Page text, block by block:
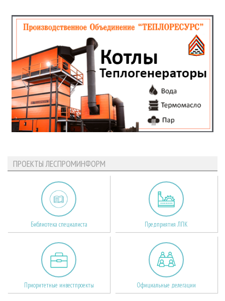
ПРОЕКТЫ ЛЕСПРОМИНФОРМ
Библиотека специалиста Предприятия ЛПК
Приоритетные инвестпроекты Официальные делегации